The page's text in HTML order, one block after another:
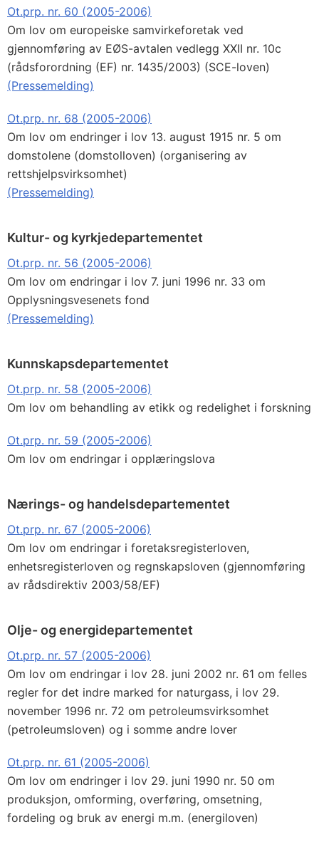
Ot.prp. nr. 60 (2005-2006)
Om lov om europeiske samvirkeforetak ved
gjennomføring av EØS-avtalen vedlegg XXII nr. 10c
(rådsforordning (EF) nr. 1435/2003) (SCE-loven)
(Pressemelding)
Ot.prp. nr. 68 (2005-2006)
Om lov om endringer i lov 13. august 1915 nr. 5 om
domstolene (domstolloven) (organisering av
rettshjelpsvirksomhet)
(Pressemelding)
Kultur- og kyrkjedepartementet
Ot.prp. nr. 56 (2005-2006)
Om lov om endringar i lov 7. juni 1996 nr. 33 om
Opplysningsvesenets fond
(Pressemelding)
Kunnskapsdepartementet
Ot.prp. nr. 58 (2005-2006)
Om lov om behandling av etikk og redelighet i forskning
Ot.prp. nr. 59 (2005-2006)
Om lov om endringar i opplæringslova
Nærings- og handelsdepartementet
Ot.prp. nr. 67 (2005-2006)
Om lov om endringar i foretaksregisterloven,
enhetsregisterloven og regnskapsloven (gjennomføring
av rådsdirektiv 2003/58/EF)
Olje- og energidepartementet
Ot.prp. nr. 57 (2005-2006)
Om lov om endringar i lov 28. juni 2002 nr. 61 om felles
regler for det indre marked for naturgass, i lov 29.
november 1996 nr. 72 om petroleumsvirksomhet
(petroleumsloven) og i somme andre lover
Ot.prp. nr. 61 (2005-2006)
Om lov om endringer i lov 29. juni 1990 nr. 50 om
produksjon, omforming, overføring, omsetning,
fordeling og bruk av energi m.m. (energiloven)